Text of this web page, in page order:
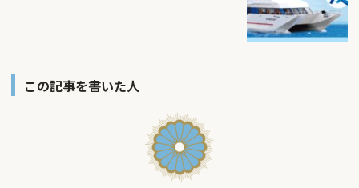
この記事を書いた人